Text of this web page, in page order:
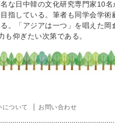
な日中韓の文化研究専門家10
指している。筆者も同学会学術
。「アジアは一つ」を唱えた
も仰ぎたい次第である。
について お問い合わせ